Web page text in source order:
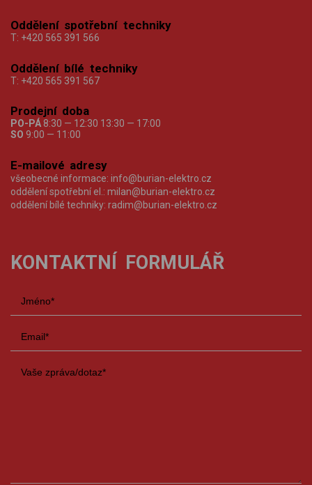
Oddělení spotřební techniky
T: +420 565 391 566
Oddělení bílé techniky
T: +420 565 391 567
Prodejní doba
PO-PÁ 8:30 — 12:30 13:30 — 17:00
SO 9:00 — 11:00
E-mailové adresy
všeobecné informace: info@burian-elektro.cz
oddělení spotřební el.: milan@burian-elektro.cz
oddělení bílé techniky: radim@burian-elektro.cz
KONTAKTNÍ FORMULÁŘ